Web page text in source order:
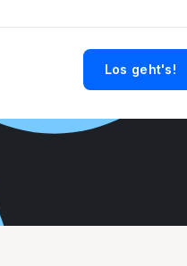
Los geht's!